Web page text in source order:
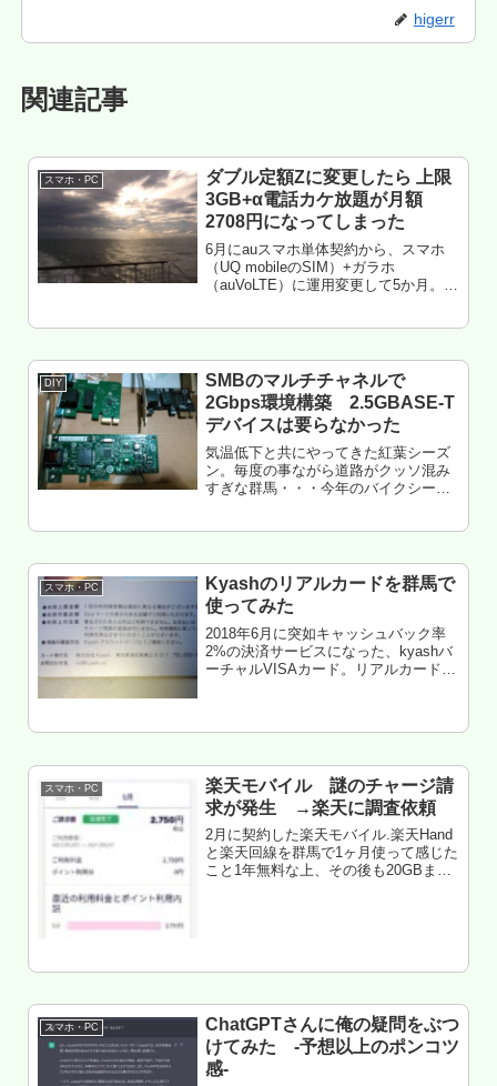
higerr
関連記事
スマホ・PC
ダブル定額Zに変更したら 上限
3GB+α電話カケ放題が月額
2708円になってしまった
6月にauスマホ単体契約から、スマホ
（UQ mobileのSIM）+ガラホ
（auVoLTE）に運用変更して5か月。11
DIY
SMBのマルチチャネルで
2Gbps環境構築 2.5GBASE-T
デバイスは要らなかった
気温低下と共にやってきた紅葉シーズ
ン。毎度の事ながら道路がクッソ混み
すぎな群馬・・・今年のバイクシーズ
ら・・・...
スマホ・PC
Kyashのリアルカードを群馬で
使ってみた
2018年6月に突如キャッシュバック率
2%の決済サービスになった、kyashバ
ーチャルVISAカード。リアルカード発
スマホ・PC
楽天モバイル 謎のチャージ請
求が発生 →楽天に調査依頼
2月に契約した楽天モバイル.楽天Hand
と楽天回線を群馬で1ヶ月使って感じた
こと1年無料な上、その後も20GBまで
スマホ・PC
ChatGPTさんに俺の疑問をぶつ
けてみた -予想以上のポンコツ
感-